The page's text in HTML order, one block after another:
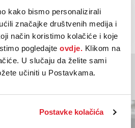
kako bismo personalizirali
značajke društvenih medija i
način koristimo kolačiće i koje
pogledajte ovdje. Klikom na
U slučaju da želite sami
učiniti u Postavkama.
Postavke kolačića